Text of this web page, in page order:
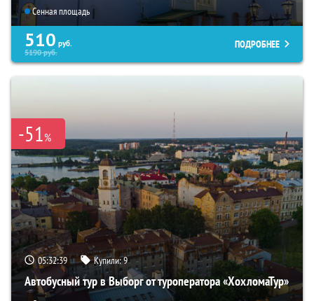
Сенная площадь
510 руб.
5190руб.
ПОДРОБНЕЕ
-51%
05:32:37 Купили:9
Автобусный тур в Выборг от туроператора «ХохломаТур»